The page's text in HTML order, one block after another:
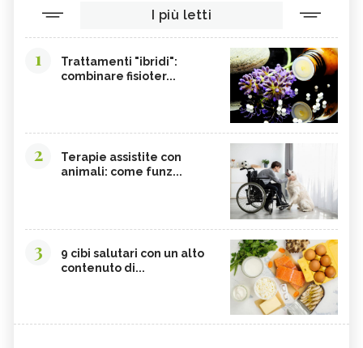
I più letti
1
Trattamenti "ibridi":
combinare fisioter...
2
Terapie assistite con
animali: come funz...
3
9 cibi salutari con un alto
contenuto di...